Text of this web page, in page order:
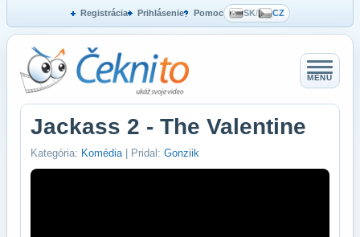
Registrácia Prihlásenie Pomoc SK/ CZ
MENU
Jackass 2 - The Valentine
Kategória: Komédia | Pridal: Gonziik